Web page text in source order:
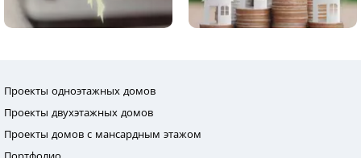
Проекты одноэтажных домов
Проекты двухэтажных домов
Проекты домов с мансардным этажом